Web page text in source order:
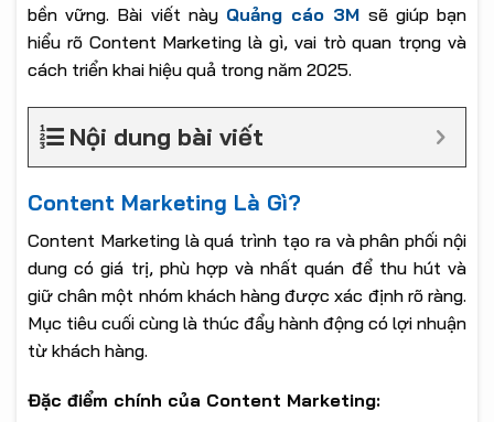
bền vững. Bài viết này Quảng cáo 3M sẽ giúp bạn
hiểu rõ Content Marketing là gì, vai trò quan trọng và
cách triển khai hiệu quả trong năm 2025.
Nội dung bài viết
Content Marketing Là Gì?
Content Marketing là quá trình tạo ra và phân phối nội
dung có giá trị, phù hợp và nhất quán để thu hút và
giữ chân một nhóm khách hàng được xác định rõ ràng.
Mục tiêu cuối cùng là thúc đẩy hành động có lợi nhuận
từ khách hàng.
Đặc điểm chính của Content Marketing: